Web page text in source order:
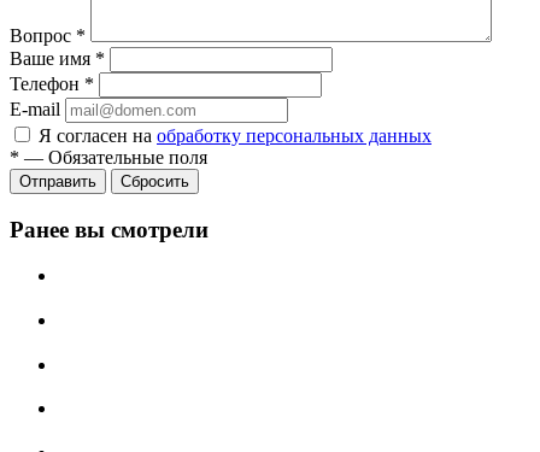
Вопрос *
Ваше имя *
Телефон *
E-mail
Я согласен на обработку персональных данных
* — Обязательные поля
Отправить Сбросить
Ранее вы смотрели